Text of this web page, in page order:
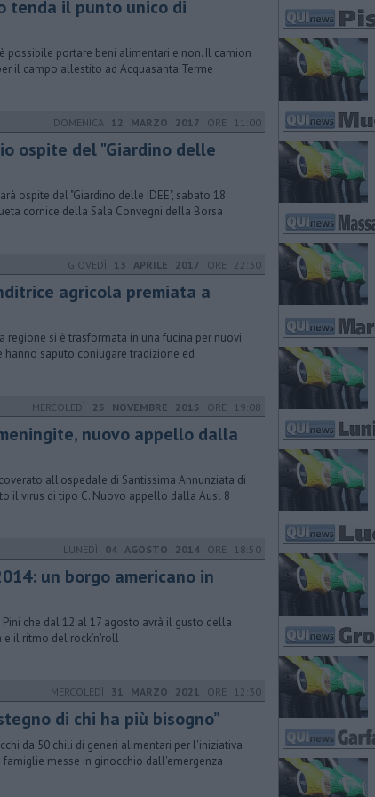
tenda il punto unico di
possibile portare beni alimentari e non. Il camion
il campo allestito ad Acquasanta Terme
DOMENICA 12 MARZO 2017 ORE 11:00
ospite del "Giardino delle
ospite del "Giardino delle IDEE", sabato 18
cornice della Sala Convegni della Borsa
GIOVEDÌ 13 APRILE 2017 ORE 22:30
agricola premiata a
regione si è trasformata in una fucina per nuovi
hanno saputo coniugare tradizione ed
MERCOLEDÌ 25 NOVEMBRE 2015 ORE 19:08
nuovo appello dalla
all'ospedale di Santissima Annunziata di
il virus di tipo C. Nuovo appello dalla Ausl 8
LUNEDÌ 04 AGOSTO 2014 ORE 18:50
un borgo americano in
che dal 12 al 17 agosto avrà il gusto della
il ritmo del rock’n'roll
MERCOLEDÌ 31 MARZO 2021 ORE 12:30
di chi ha più bisogno”
da 50 chili di generi alimentari per l'iniziativa
messe in ginocchio dall'emergenza